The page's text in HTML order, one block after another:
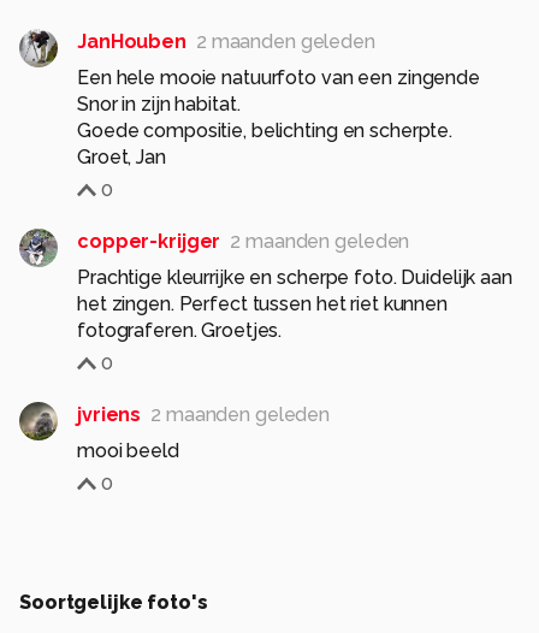
JanHouben 2 maanden geleden
Een hele mooie natuurfoto van een zingende
Snor in zijn habitat.
Goede compositie, belichting en scherpte.
Groet, Jan
0
copper-krijger 2 maanden geleden
Prachtige kleurrijke en scherpe foto. Duidelijk aan
het zingen. Perfect tussen het riet kunnen
fotograferen. Groetjes.
0
jvriens 2 maanden geleden
mooi beeld
0
Soortgelijke foto's